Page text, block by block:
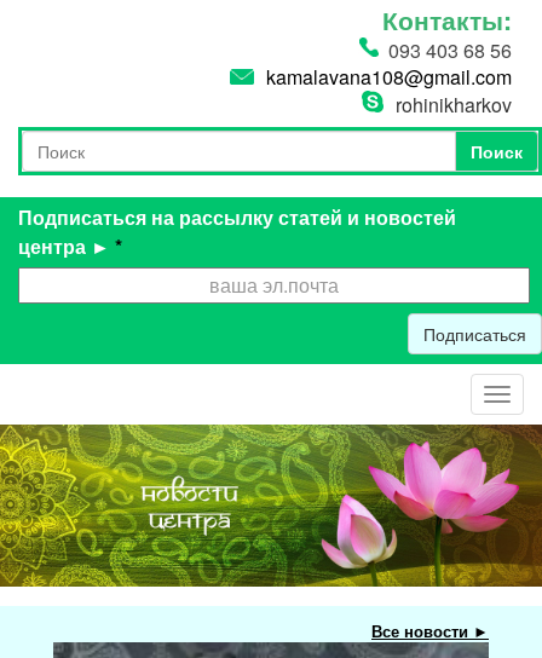
Контакты:
093 403 68 56
kamalavana108@gmail.com
rohinikharkov
Форма поиска
Поиск
Поиск
Подписаться на рассылку статей и новостей
центра ► *
Подписаться
Все новости ►